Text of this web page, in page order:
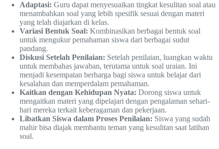
Adaptasi: Guru dapat menyesuaikan tingkat kesulitan soal atau
menambahkan soal yang lebih spesifik sesuai dengan materi
yang telah diajarkan di kelas.
Variasi Bentuk Soal: Kombinasikan berbagai bentuk soal
untuk mengukur pemahaman siswa dari berbagai sudut
pandang.
Diskusi Setelah Penilaian: Setelah penilaian, luangkan waktu
untuk membahas jawaban, terutama untuk soal uraian. Ini
menjadi kesempatan berharga bagi siswa untuk belajar dari
kesalahan dan memperdalam pemahaman.
Kaitkan dengan Kehidupan Nyata: Dorong siswa untuk
mengaitkan materi yang dipelajari dengan pengalaman sehari-
hari mereka terkait keberagaman dan pekerjaan.
Libatkan Siswa dalam Proses Penilaian: Siswa yang sudah
mahir bisa diajak membantu teman yang kesulitan saat latihan
soal.